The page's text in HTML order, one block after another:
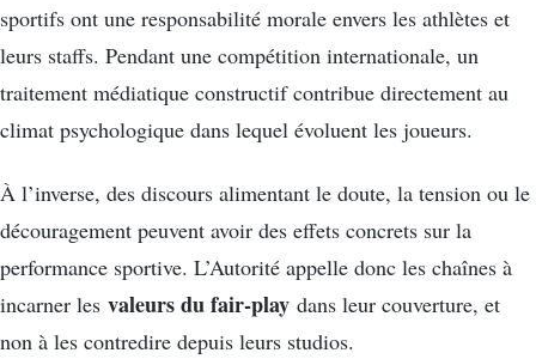
sportifs ont une responsabilité morale envers les athlètes et
leurs staffs. Pendant une compétition internationale, un
traitement médiatique constructif contribue directement au
climat psychologique dans lequel évoluent les joueurs.
À l’inverse, des discours alimentant le doute, la tension ou le
découragement peuvent avoir des effets concrets sur la
performance sportive. L’Autorité appelle donc les chaînes à
incarner les valeurs du fair-play dans leur couverture, et
non à les contredire depuis leurs studios.